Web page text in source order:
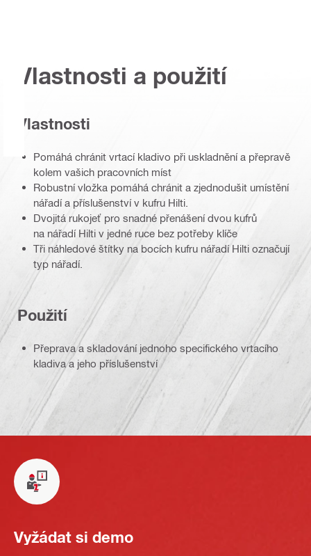
Vlastnosti a použití
Vlastnosti
Pomáhá chránit vrtací kladivo při uskladnění a přepravě
kolem vašich pracovních míst
Robustní vložka pomáhá chránit a zjednodušit umístění
nářadí a příslušenství v kufru Hilti.
Dvojitá rukojeť pro snadné přenášení dvou kufrů
na nářadí Hilti v jedné ruce bez potřeby klíče
Tři náhledové štítky na bocích kufru nářadí Hilti označují
typ nářadí.
Použití
Přeprava a skladování jednoho specifického vrtacího
kladiva a jeho příslušenství
Vyžádat si demo